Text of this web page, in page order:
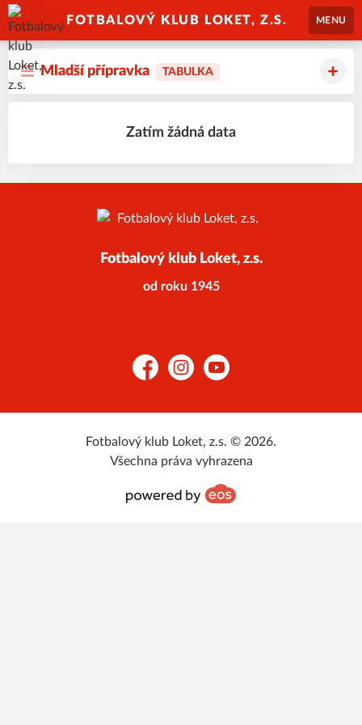
FOTBALOVÝ KLUB LOKET, Z.S. MENU
Mladší přípravka TABULKA
Zatím žádná data
Fotbalový klub Loket, z.s.
od roku 1945
FacebookInstagramYouTube
Fotbalový klub Loket, z.s. © 2026.
Všechna práva vyhrazena